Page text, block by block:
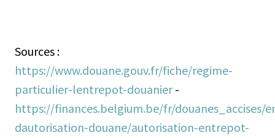
Sources :
https://www.douane.gouv.fr/fiche/regime-
particulier-lentrepot-douanier-
https://finances.belgium.be/fr/douanes_accises/
dautorisation-douane/autorisation-entrepot-